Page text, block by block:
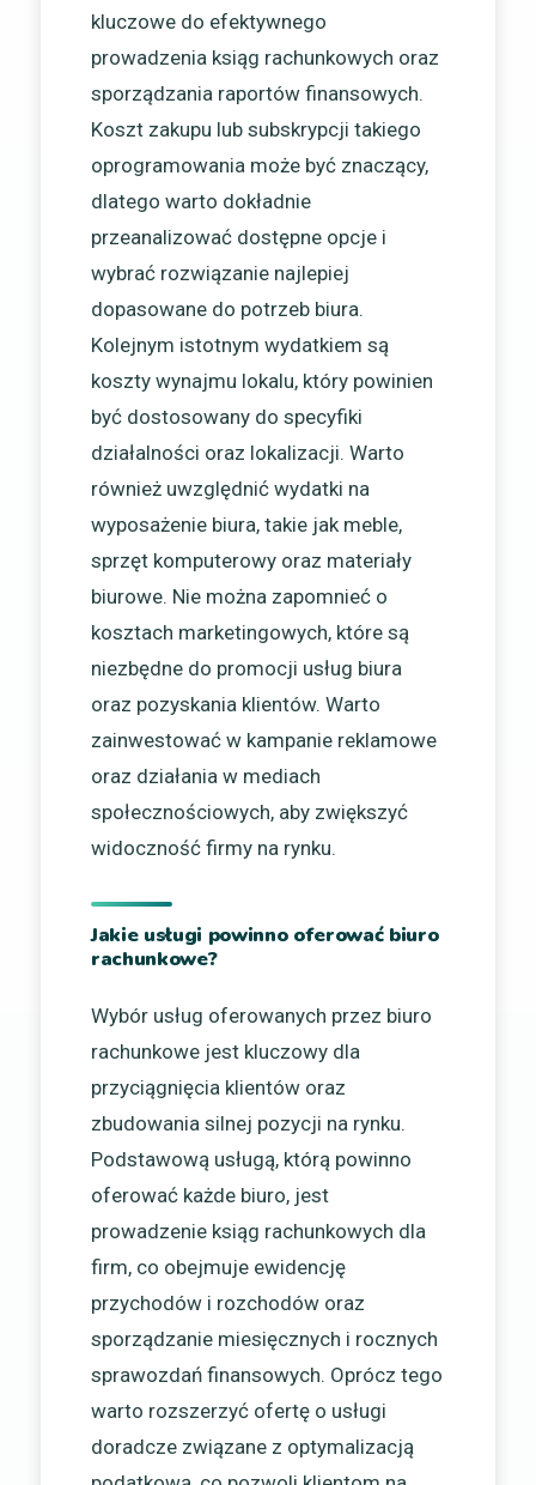
kluczowe do efektywnego
prowadzenia ksiąg rachunkowych oraz
sporządzania raportów finansowych.
Koszt zakupu lub subskrypcji takiego
oprogramowania może być znaczący,
dlatego warto dokładnie
przeanalizować dostępne opcje i
wybrać rozwiązanie najlepiej
dopasowane do potrzeb biura.
Kolejnym istotnym wydatkiem są
koszty wynajmu lokalu, który powinien
być dostosowany do specyfiki
działalności oraz lokalizacji. Warto
również uwzględnić wydatki na
wyposażenie biura, takie jak meble,
sprzęt komputerowy oraz materiały
biurowe. Nie można zapomnieć o
kosztach marketingowych, które są
niezbędne do promocji usług biura
oraz pozyskania klientów. Warto
zainwestować w kampanie reklamowe
oraz działania w mediach
społecznościowych, aby zwiększyć
widoczność firmy na rynku.
Jakie usługi powinno oferować biuro
rachunkowe?
Wybór usług oferowanych przez biuro
rachunkowe jest kluczowy dla
przyciągnięcia klientów oraz
zbudowania silnej pozycji na rynku.
Podstawową usługą, którą powinno
oferować każde biuro, jest
prowadzenie ksiąg rachunkowych dla
firm, co obejmuje ewidencję
przychodów i rozchodów oraz
sporządzanie miesięcznych i rocznych
sprawozdań finansowych. Oprócz tego
warto rozszerzyć ofertę o usługi
doradcze związane z optymalizacją